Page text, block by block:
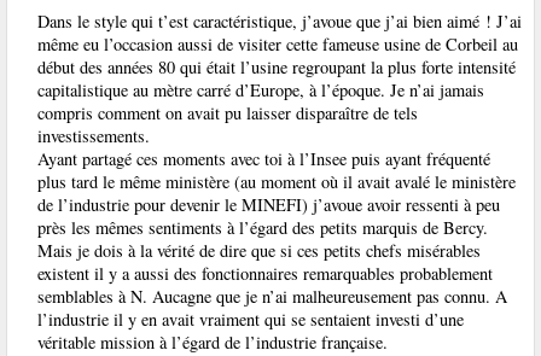
Dans le style qui t’est caractéristique, j’avoue que j’ai bien aimé ! J’ai
même eu l’occasion aussi de visiter cette fameuse usine de Corbeil au
début des années 80 qui était l’usine regroupant la plus forte intensité
capitalistique au mètre carré d’Europe, à l’époque. Je n’ai jamais
compris comment on avait pu laisser disparaître de tels
investissements.
Ayant partagé ces moments avec toi à l’Insee puis ayant fréquenté
plus tard le même ministère (au moment où il avait avalé le ministère
de l’industrie pour devenir le MINEFI) j’avoue avoir ressenti à peu
près les mêmes sentiments à l’égard des petits marquis de Bercy.
Mais je dois à la vérité de dire que si ces petits chefs misérables
existent il y a aussi des fonctionnaires remarquables probablement
semblables à N. Aucagne que je n’ai malheureusement pas connu. A
l’industrie il y en avait vraiment qui se sentaient investi d’une
véritable mission à l’égard de l’industrie française.